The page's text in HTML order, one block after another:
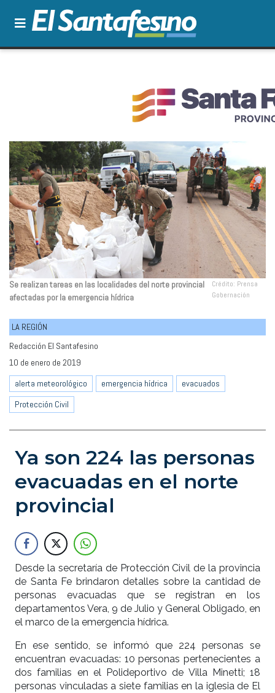
Se realizan tareas en las localidades del norte provincial
afectadas por la emergencia hídrica
Crédito: Prensa
Gobernación
LA REGIÓN
Redacción El Santafesino
10 de enero de 2019
alerta meteorológico
emergencia hídrica
evacuados
Protección Civil
Ya son 224 las personas
evacuadas en el norte
provincial
Desde la secretaría de Protección Civil de la provincia
de Santa Fe brindaron detalles sobre la cantidad de
personas evacuadas que se registran en los
departamentos Vera, 9 de Julio y General Obligado, en
el marco de la emergencia hídrica.
En ese sentido, se informó que 224 personas se
encuentran evacuadas: 10 personas pertenecientes a
dos familias en el Polideportivo de Villa Minetti; 18
personas vinculadas a siete familias en la iglesia de El